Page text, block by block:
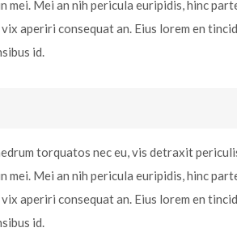
mei. Mei an nih pericula euripidis, hinc
aperiri consequat an. Eius lorem en
id.
torquatos nec eu, vis detraxit
mei. Mei an nih pericula euripidis, hinc
aperiri consequat an. Eius lorem en
id.